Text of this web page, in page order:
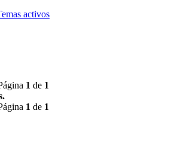
activos
1 de 1
1 de 1